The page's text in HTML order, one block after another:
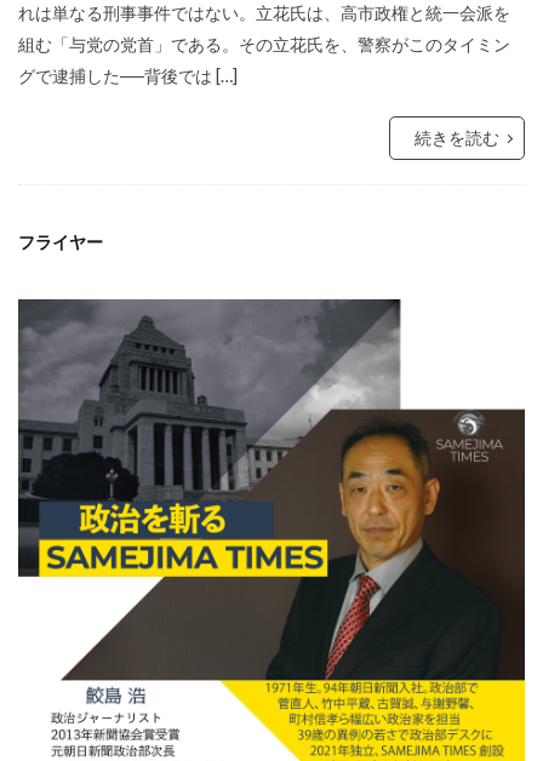
れは単なる刑事事件ではない。立花氏は、高市政権と統一会派を
組む「与党の党首」である。その立花氏を、警察がこのタイミン
グで逮捕した──背後では […]
続きを読む
フライヤー